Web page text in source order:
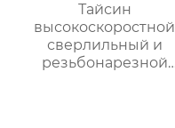
Тайсин
высокоскоростной
сверлильный и
резьбонарезной